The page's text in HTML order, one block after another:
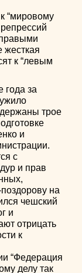
“мировому
жесткая
к “левым
года за
трое
и
с
и прав
на
чешский
и
отрицать
к
“Федерация
делу так